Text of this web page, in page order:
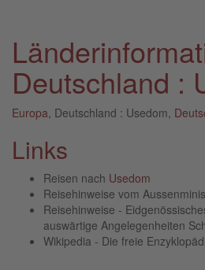
Deutschland :
Europa , Deutschland : Usedom,
Links
Reisen nach Usedom
Reisehinweise vom
Reisehinweise -
auswärtige Angelegenheiten
Wikipedia - Die freie